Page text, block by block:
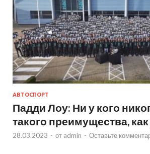
АВТОСПОРТ
Падди Лоу: Ни у кого
такого преимущества,
28.03.2023 - от admin - Оставьте